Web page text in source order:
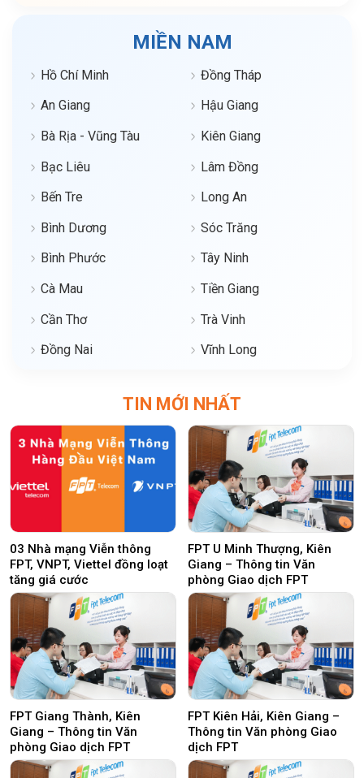
MIỀN NAM
Hồ Chí Minh
An Giang
Bà Rịa - Vũng Tàu
Bạc Liêu
Bến Tre
Bình Dương
Bình Phước
Cà Mau
Cần Thơ
Đồng Nai
Đồng Tháp
Hậu Giang
Kiên Giang
Lâm Đồng
Long An
Sóc Trăng
Tây Ninh
Tiền Giang
Trà Vinh
Vĩnh Long
TIN MỚI NHẤT
03 Nhà mạng Viễn thông
FPT, VNPT, Viettel đồng loạt
tăng giá cước
FPT U Minh Thượng, Kiên
Giang – Thông tin Văn
phòng Giao dịch FPT
FPT Giang Thành, Kiên
Giang – Thông tin Văn
phòng Giao dịch FPT
FPT Kiên Hải, Kiên Giang –
Thông tin Văn phòng Giao
dịch FPT